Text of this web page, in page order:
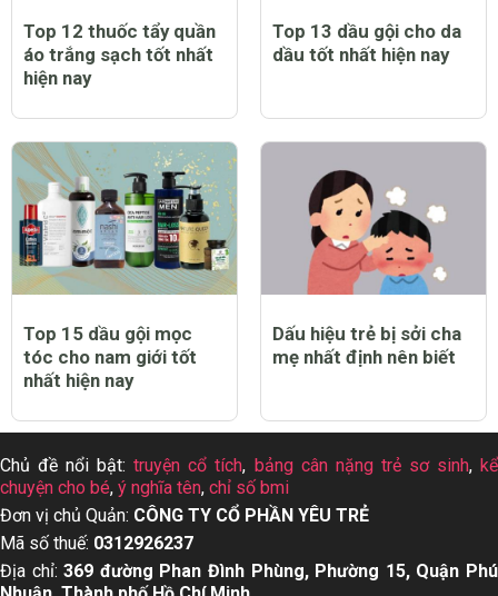
Top 12 thuốc tẩy quần
áo trắng sạch tốt nhất
hiện nay
Top 13 dầu gội cho da
dầu tốt nhất hiện nay
Top 15 dầu gội mọc
tóc cho nam giới tốt
nhất hiện nay
Dấu hiệu trẻ bị sởi cha
mẹ nhất định nên biết
Chủ đề nổi bật:truyện cổ tích, bảng cân nặng trẻ sơ sinh, kể
chuyện cho bé, ý nghĩa tên, chỉ số bmi
Đơn vị chủ Quản: CÔNG TY CỔ PHẦN YÊU TRẺ
Mã số thuế: 0312926237
Địa chỉ:369 đường Phan Đình Phùng, Phường 15, Quận Phú